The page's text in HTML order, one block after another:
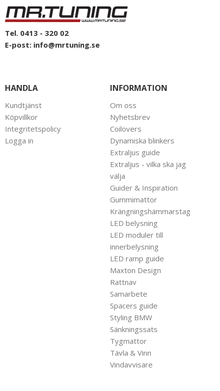
Tel. 0413 - 320 02
E-post: info@mrtuning.se
HANDLA
Kundtjänst
Köpvillkor
Integritetspolicy
Logga in
INFORMATION
Om oss
Nyhetsbrev
Coilovers
Dynamiska blinkers
Extraljus guide
Extraljus - vilka ska jag
välja
Guider & Inspiration
Gummimattor
Krängningshämmarstag
LED belysning
LED moduler till
innerbelysning
LED ramp guide
Maxton Design
Rattnav
Samarbete
Spacers guide
Styling BMW
Sänkningssats
Tygmattor
Tävla & Vinn
Vindavvisare